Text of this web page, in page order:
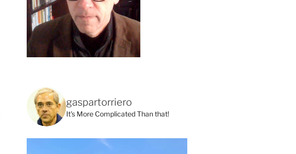
gaspartorriero
It's More Complicated Than that!